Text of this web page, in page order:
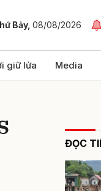
Bảy, 08/08/2026
giữ lửa Media
ĐỌC